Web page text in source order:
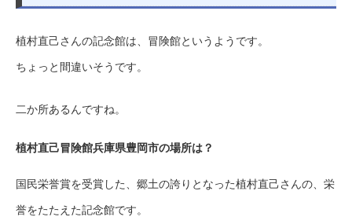
植村直己さんの記念館は、冒険館というようです。
ちょっと間違いそうです。
二か所あるんですね。
植村直己冒険館兵庫県豊岡市の場所は？
国民栄誉賞を受賞した、郷土の誇りとなった植村直己さんの、栄
誉をたたえた記念館です。